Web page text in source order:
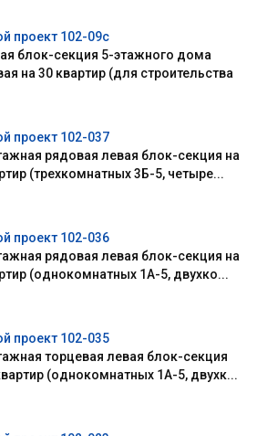
проект 102-09с
блок-секция 5-этажного дома
на 30 квартир (для строительства
проект 102-037
рядовая левая блок-секция на
(трехкомнатных 3Б-5, четыре...
проект 102-036
рядовая левая блок-секция на
(однокомнатных 1А-5, двухко...
проект 102-035
торцевая левая блок-секция
(однокомнатных 1А-5, двухк...